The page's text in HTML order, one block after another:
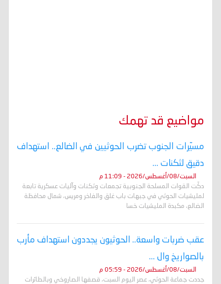
مواضيع قد تهمك
مسيّرات الجنوب تضرب الحوثيين في الضالع.. استهداف
دقيق لثكنات ...
السبت/08/أغسطس/2026 - 11:09 م
دكّت القوات المسلحة الجنوبية تجمعات وثكنات وآليات عسكرية تابعة
لمليشيات الحوثي في جبهات باب غلق والفاخر ومريس، شمال محافظة
الضالع، مكبدة المليشيات خسا
عقب ضربات واسعة.. الحوثيون يجددون استهداف مأرب
بالصواريخ وال ...
السبت/08/أغسطس/2026 - 05:59 م
جددت جماعة الحوثي، عصر اليوم السبت، قصفها الصاروخي وبالطائرات